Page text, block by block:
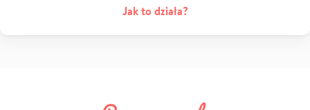
Jak to działa?